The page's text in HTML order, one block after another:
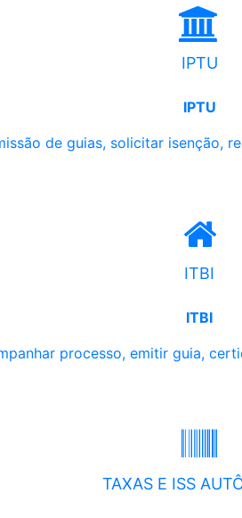
IPTU
IPTU
de guias, solicitar isenção,
ITBI
ITBI
processo, emitir guia,
TAXAS E ISS